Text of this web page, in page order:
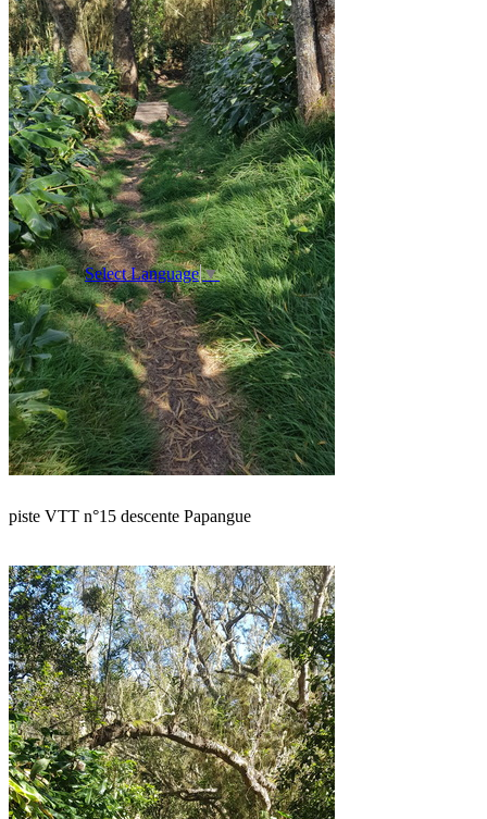
Select Language▼
piste VTT n°15 descente Papangue